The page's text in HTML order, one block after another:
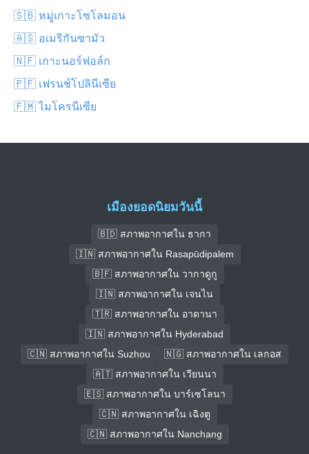
🇸🇧 หมู่เกาะโซโลมอน
🇦🇸 อเมริกันซามัว
🇳🇫 เกาะนอร์ฟอล์ก
🇵🇫 เฟรนช์โปลินีเซีย
🇫🇲 ไมโครนีเซีย
เมืองยอดนิยมวันนี้
🇧🇩 สภาพอากาศใน ธากา
🇮🇳 สภาพอากาศใน Rasapūdipalem
🇧🇫 สภาพอากาศใน วากาดูกู
🇮🇳 สภาพอากาศใน เจนไน
🇹🇷 สภาพอากาศใน อาดานา
🇮🇳 สภาพอากาศใน Hyderabad
🇨🇳 สภาพอากาศใน Suzhou
🇳🇬 สภาพอากาศใน เลกอส
🇦🇹 สภาพอากาศใน เวียนนา
🇪🇸 สภาพอากาศใน บาร์เซโลนา
🇨🇳 สภาพอากาศใน เฉิงตู
🇨🇳 สภาพอากาศใน Nanchang